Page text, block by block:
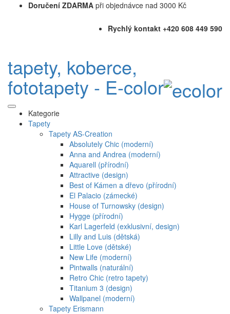
Doručení ZDARMA při objednávce nad 3000 Kč
Rychlý kontakt +420 608 449 590
tapety, koberce,
fototapety - E-color
Kategorie
Tapety
Tapety AS-Creation
Absolutely Chic (moderní)
Anna and Andrea (moderní)
Aquarell (přírodní)
Attractive (design)
Best of Kámen a dřevo (přírodní)
El Palacio (zámecké)
House of Turnowsky (design)
Hygge (přírodní)
Karl Lagerfeld (exklusivní, design)
Lilly and Luis (dětská)
Little Love (dětské)
New Life (moderní)
Pintwalls (naturální)
Retro Chic (retro tapety)
Titanium 3 (design)
Wallpanel (moderní)
Tapety Erismann